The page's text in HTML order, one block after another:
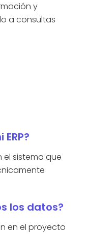
y
a consultas
el sistema que
los datos?
en el proyecto